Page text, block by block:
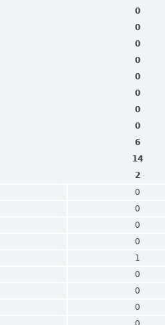
0
0
0
0
0
0
0
0
6
14
2
0
0
0
0
1
0
0
0